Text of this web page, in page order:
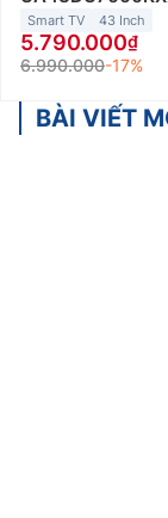
Smart TV 43 Inch
5.790.000
6.990.000-17%
BÀI VIẾT